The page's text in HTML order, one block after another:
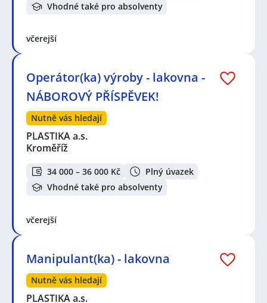
Vhodné také pro absolventy
včerejší
Operátor(ka) výroby - lakovna -
NÁBOROVÝ PŘÍSPĚVEK!
Nutně vás hledají
PLASTIKA a.s.
Kroměříž
34 000 – 36 000 Kč
Plný úvazek
Vhodné také pro absolventy
včerejší
Manipulant(ka) - lakovna
Nutně vás hledají
PLASTIKA a.s.